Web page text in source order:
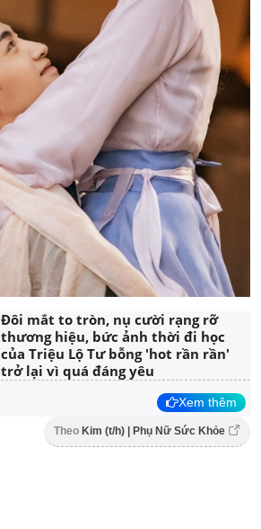
Đôi mắt to tròn, nụ cười rạng rỡ
thương hiệu, bức ảnh thời đi học
của Triệu Lộ Tư bỗng 'hot rần rần'
trở lại vì quá đáng yêu
Xem thêm
Theo Kim (t/h) | Phụ Nữ Sức Khỏe